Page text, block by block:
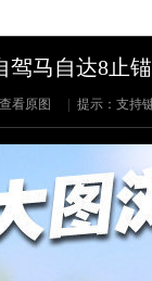
驾马自达8止
查看原图 | 提示：支持